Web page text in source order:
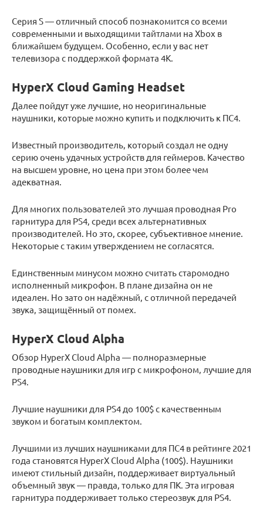
Серия S — отличный способ познакомится со всеми
современными и выходящими тайтлами на Xbox в
ближайшем будущем. Особенно, если у вас нет
телевизора с поддержкой формата 4К.
HyperX Cloud Gaming Headset
Далее пойдут уже лучшие, но неоригинальные
наушники, которые можно купить и подключить к ПС4.
Известный производитель, который создал не одну
серию очень удачных устройств для геймеров. Качество
на высшем уровне, но цена при этом более чем
адекватная.
Для многих пользователей это лучшая проводная Pro
гарнитура для PS4, среди всех альтернативных
производителей. Но это, скорее, субъективное мнение.
Некоторые с таким утверждением не согласятся.
Единственным минусом можно считать старомодно
исполненный микрофон. В плане дизайна он не
идеален. Но зато он надёжный, с отличной передачей
звука, защищённый от помех.
HyperX Cloud Alpha
Обзор HyperX Cloud Alpha — полноразмерные
проводные наушники для игр с микрофоном, лучшие для
PS4.
Лучшие наушники для PS4 до 100$ с качественным
звуком и богатым комплектом.
Лучшими из лучших наушниками для ПС4 в рейтинге 2021
года становятся HyperX Cloud Alpha (100$). Наушники
имеют стильный дизайн, поддерживает виртуальный
объемный звук — правда, только для ПК. Эта игровая
гарнитура поддерживает только стереозвук для PS4.